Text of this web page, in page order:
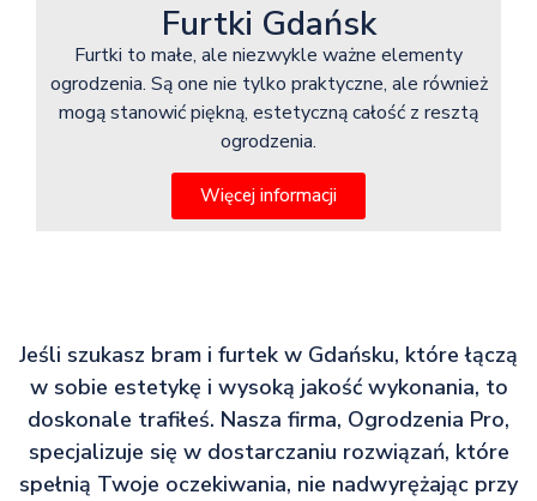
Furtki Gdańsk
Furtki to małe, ale niezwykle ważne elementy
ogrodzenia. Są one nie tylko praktyczne, ale również
mogą stanowić piękną, estetyczną całość z resztą
ogrodzenia.
Więcej informacji
Jeśli szukasz bram i furtek w Gdańsku, które łączą
w sobie estetykę i wysoką jakość wykonania, to
doskonale trafiłeś. Nasza firma, Ogrodzenia Pro,
specjalizuje się w dostarczaniu rozwiązań, które
spełnią Twoje oczekiwania, nie nadwyrężając przy